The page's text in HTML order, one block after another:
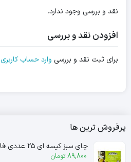
نقد و بررسی وجود ندارد.
افزودن نقد و بررسی
برای ثبت نقد و بررسی وارد حساب کاربری
پرفروش ترین ها
چای سبز کیسه ای ۲۵ عددی فان تایم – fun time
89,800 تومان